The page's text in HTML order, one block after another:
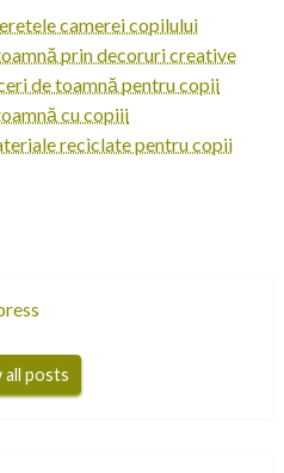
camerei copilului
prin decoruri creative
de toamnă pentru copii
cu copiii
reciclate pentru copii
all posts